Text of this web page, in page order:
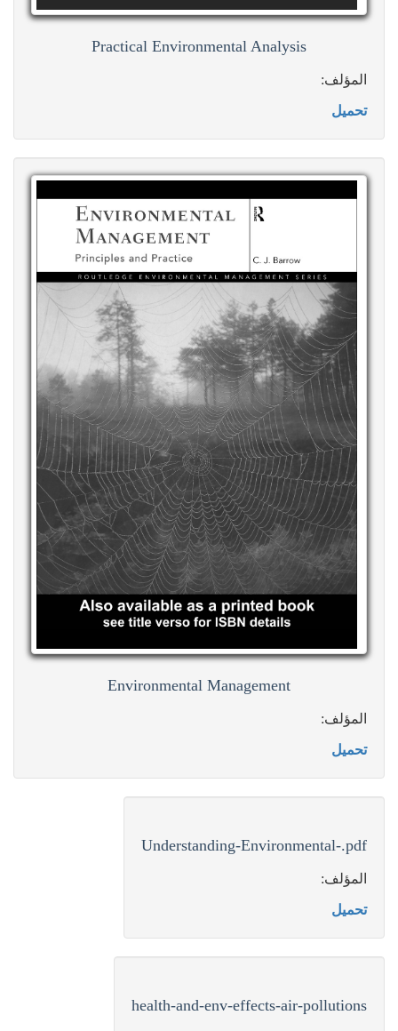
Practical Environmental Analysis
المؤلف:
تحميل
Environmental Management
المؤلف:
تحميل
Understanding-Environmental-.pdf
المؤلف:
تحميل
health-and-env-effects-air-pollutions